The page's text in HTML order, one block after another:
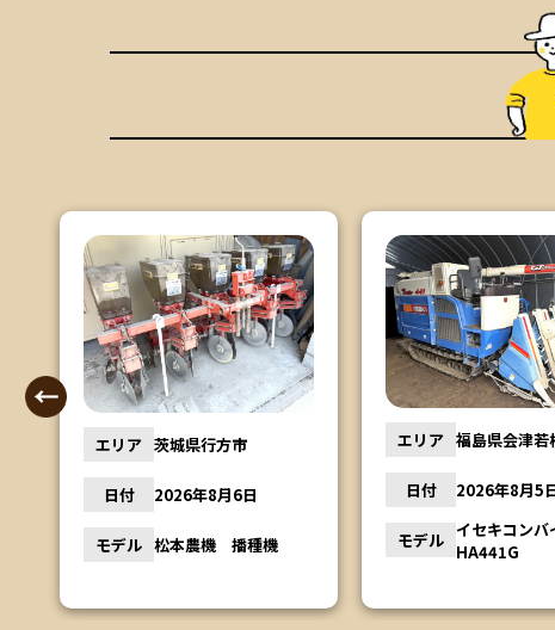
エリア 茨城県行方市
日付 2026年8月6日
モデル 松本農機 播種機
エリア 福島県会津若
日付 2026年8月5
モデル イセキコン
HA441G